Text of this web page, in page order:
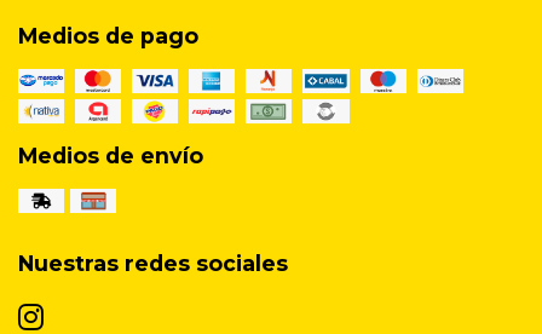
Medios de pago
Medios de envío
Nuestras redes sociales